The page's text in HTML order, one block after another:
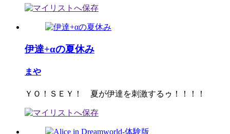
伊達+αの夏休み
まや
ＹＯ！ＳＥＹ！ 夏が伊達を刺激するゥ！！！！